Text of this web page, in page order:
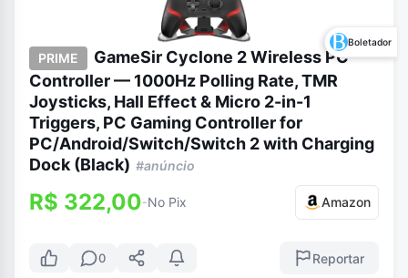
Boletador
PRIME
GameSir Cyclone 2 Wireless PC
Controller — 1000Hz Polling Rate, TMR
Joysticks, Hall Effect & Micro 2-in-1
Triggers, PC Gaming Controller for
PC/Android/Switch/Switch 2 with Charging
Dock (Black) #anúncio
R$ 322,00-No Pix Amazon
0 Reportar